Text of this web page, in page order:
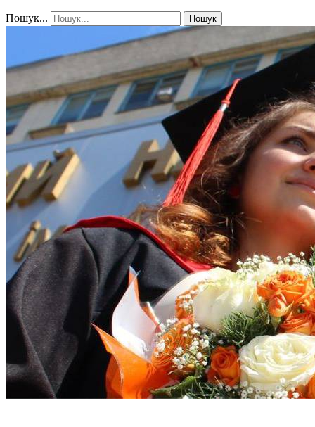
Пошук... Пошук